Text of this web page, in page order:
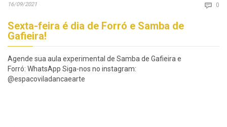
16/09/2021  0
Sexta-feira é dia de Forró e Samba de
Gafieira!
Agende sua aula experimental de Samba de Gafieira e
Forró: WhatsApp Siga-nos no instagram:
@espacoviladancaearte